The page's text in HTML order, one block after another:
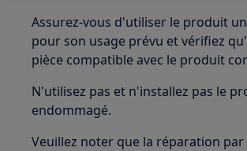
Assurez-vous d'utiliser le produit
pour son usage prévu et vérifiez
pièce compatible avec le produit
N'utilisez pas et n'installez pas le
endommagé.
Veuillez noter que la réparation